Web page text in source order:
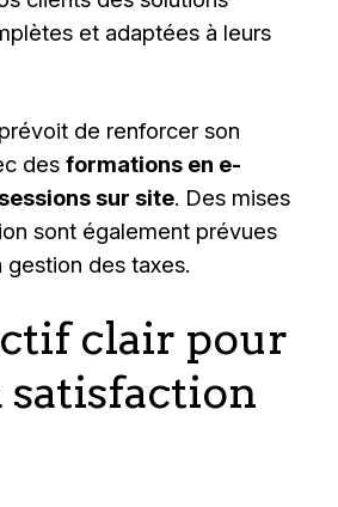
et adaptées à leurs
de renforcer son
desformations en e-
sur site. Des mises
sont également prévues
gestion des taxes.
clair pour
satisfaction